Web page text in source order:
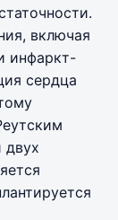
включая
инфаркт-
сердца
двух